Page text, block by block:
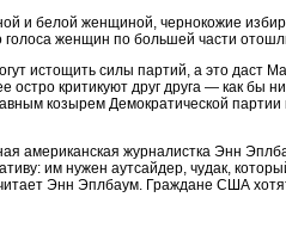
и белой женщиной, чернокожие
женщин по большей части
истощить силы партий, а это даст
критикуют друг друга — как бы
козырем Демократической
американская журналистка Энн
им нужен аутсайдер, чудак,
Энн Эплбаум. Граждане США